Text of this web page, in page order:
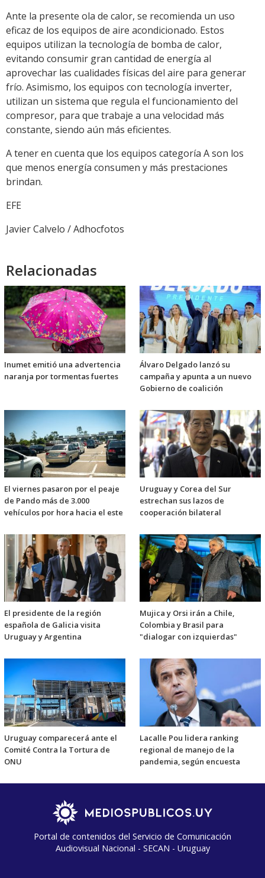
Ante la presente ola de calor, se recomienda un uso
eficaz de los equipos de aire acondicionado. Estos
equipos utilizan la tecnología de bomba de calor,
evitando consumir gran cantidad de energía al
aprovechar las cualidades físicas del aire para generar
frío. Asimismo, los equipos con tecnología inverter,
utilizan un sistema que regula el funcionamiento del
compresor, para que trabaje a una velocidad más
constante, siendo aún más eficientes.
A tener en cuenta que los equipos categoría A son los
que menos energía consumen y más prestaciones
brindan.
EFE
Javier Calvelo / Adhocfotos
Relacionadas
Inumet emitió una advertencia
naranja por tormentas fuertes
Álvaro Delgado lanzó su
campaña y apunta a un nuevo
Gobierno de coalición
El viernes pasaron por el peaje
de Pando más de 3.000
vehículos por hora hacia el este
Uruguay y Corea del Sur
estrechan sus lazos de
cooperación bilateral
El presidente de la región
española de Galicia visita
Uruguay y Argentina
Mujica y Orsi irán a Chile,
Colombia y Brasil para
"dialogar con izquierdas"
Uruguay comparecerá ante el
Comité Contra la Tortura de
ONU
Lacalle Pou lidera ranking
regional de manejo de la
pandemia, según encuesta
Portal de contenidos del Servicio de Comunicación
Audiovisual Nacional - SECAN - Uruguay